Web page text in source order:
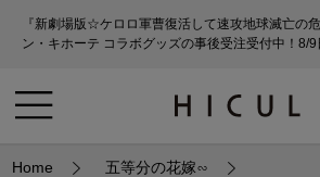
『新劇場版☆ケロロ軍曹復活して速攻地球滅亡の
ン・キホーテ コラボグッズの事後受注受付中！8/9
Home
五等分の花嫁∽